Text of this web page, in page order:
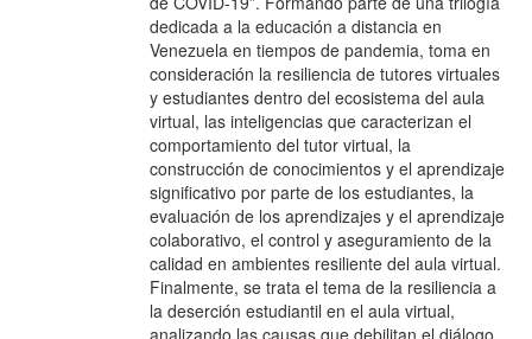
dedicada a la educación a distancia en
Venezuela en tiempos de pandemia, toma en
consideración la resiliencia de tutores virtuales
y estudiantes dentro del ecosistema del aula
virtual, las inteligencias que caracterizan el
comportamiento del tutor virtual, la
construcción de conocimientos y el aprendizaje
significativo por parte de los estudiantes, la
evaluación de los aprendizajes y el aprendizaje
colaborativo, el control y aseguramiento de la
calidad en ambientes resiliente del aula virtual.
Finalmente, se trata el tema de la resiliencia a
la deserción estudiantil en el aula virtual,
analizando las causas que debilitan el diálogo